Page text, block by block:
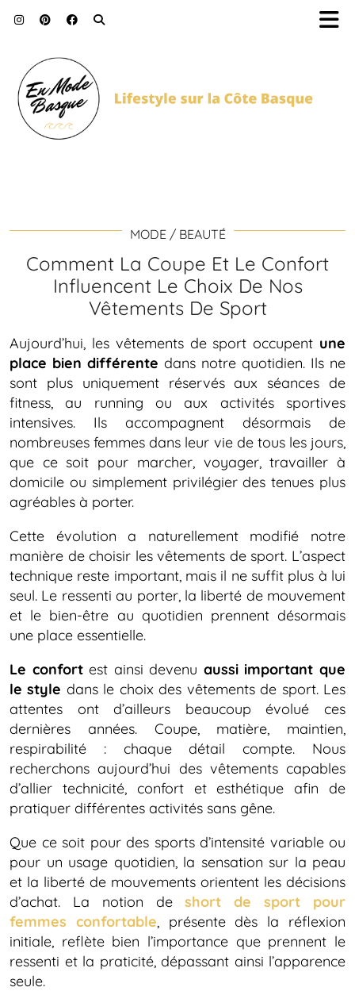
MODE / BEAUTÉ
Comment La Coupe Et Le Confort
Influencent Le Choix De Nos
Vêtements De Sport
Aujourd’hui, les vêtements de sport occupent une
place bien différente dans notre quotidien. Ils ne
sont plus uniquement réservés aux séances de
fitness, au running ou aux activités sportives
intensives. Ils accompagnent désormais de
nombreuses femmes dans leur vie de tous les jours,
que ce soit pour marcher, voyager, travailler à
domicile ou simplement privilégier des tenues plus
agréables à porter.
Cette évolution a naturellement modifié notre
manière de choisir les vêtements de sport. L’aspect
technique reste important, mais il ne suffit plus à lui
seul. Le ressenti au porter, la liberté de mouvement
et le bien-être au quotidien prennent désormais
une place essentielle.
Le confortest ainsi devenu aussi important que
le style dans le choix des vêtements de sport. Les
attentes ont d’ailleurs beaucoup évolué ces
dernières années. Coupe, matière, maintien,
respirabilité : chaque détail compte. Nous
recherchons aujourd’hui des vêtements capables
d’allier technicité, confort et esthétique afin de
pratiquer différentes activités sans gêne.
Que ce soit pour des sports d’intensité variable ou
pour un usage quotidien, la sensation sur la peau
et la liberté de mouvements orientent les décisions
d’achat. La notion deshort de sport pour
femmes confortable , présente dès la réflexion
initiale, reflète bien l’importance que prennent le
ressenti et la praticité, dépassant ainsi l’apparence
seule.